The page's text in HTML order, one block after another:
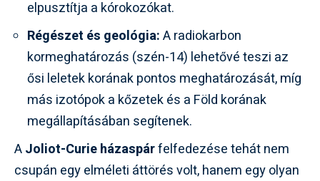
elpusztítja a kórokozókat.
Régészet és geológia:A radiokarbon
kormeghatározás (szén-14) lehetővé teszi az
ősi leletek korának pontos meghatározását, míg
más izotópok a kőzetek és a Föld korának
megállapításában segítenek.
AJoliot-Curie házaspárfelfedezése tehát nem
csupán egy elméleti áttörés volt, hanem egy olyan